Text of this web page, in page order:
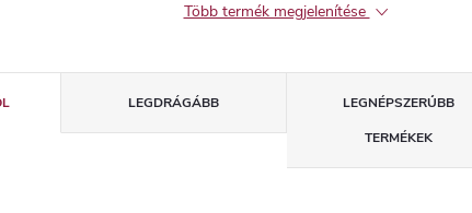
Több termék megjelenítése
LEGDRÁGÁBB
LEGNÉPSZERŰBB
TERMÉKEK